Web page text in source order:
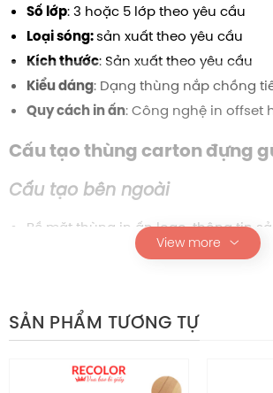
Số lớp: 3 hoặc 5 lớp theo yêu cầu
Loại sóng:sản xuất theo yêu cầu
Kích thước: Sản xuất theo yêu cầu
Kiểu dáng: Dạng thùng nắp chồng
Quy cách in ấn: Công nghệ in offset
Cấu tạo thùng carton đựng
Cấu tạo bên ngoài
Bề mặt thùng in ấn logo, thông tin
hướng dẫn sử dụng, hỗ trợ nhận
giác chuyên nghiệp.
chịu lực, chống va đập và bảo vệ
View more
SẢN PHẨM TƯƠNG TỰ